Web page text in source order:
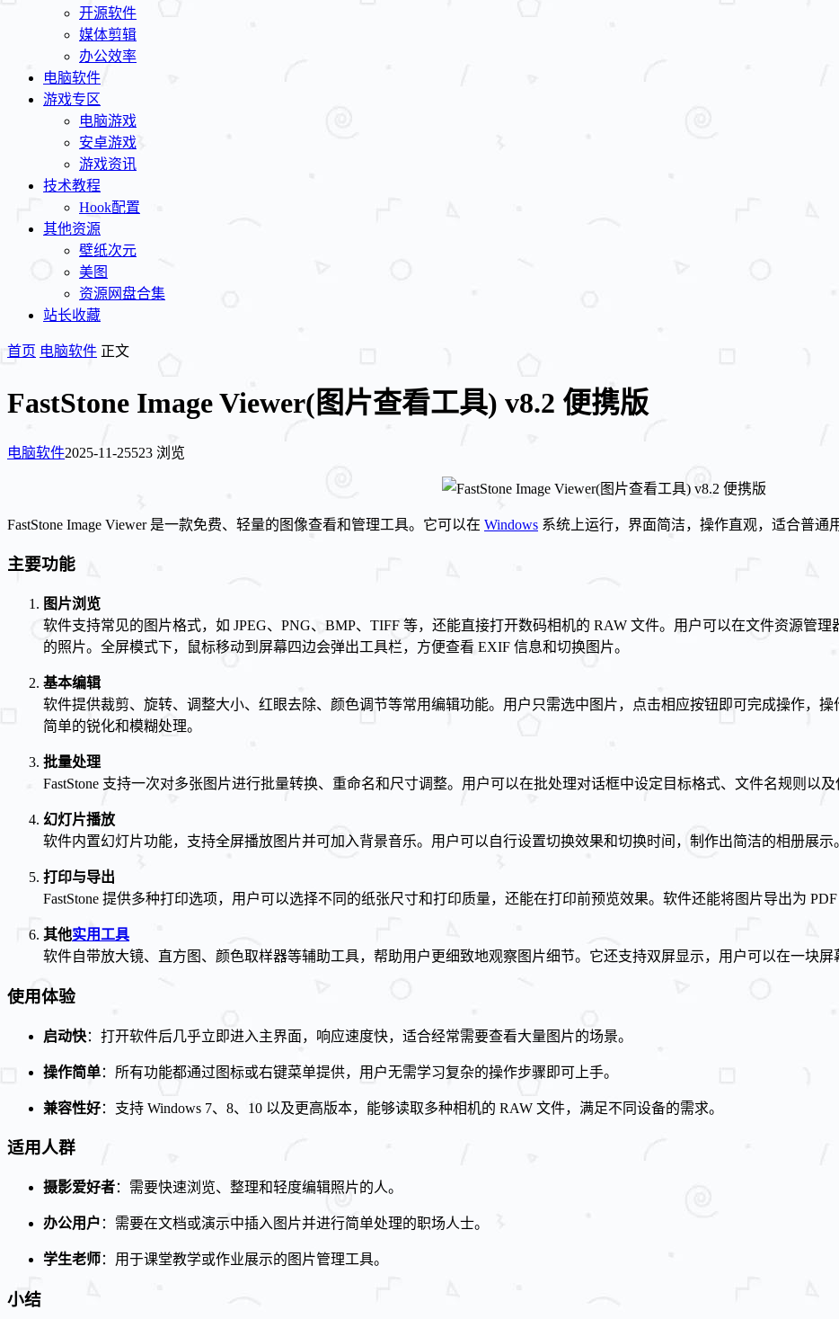
开源软件
媒体剪辑
办公效率
电脑软件
游戏专区
电脑游戏
安卓游戏
游戏资讯
技术教程
Hook配置
其他资源
壁纸次元
美图
资源网盘合集
站长收藏
首页 电脑软件 正文
FastStone Image Viewer(图片查看工具) v8.2 便携版
电脑软件2025-11-25523 浏览
FastStone Image Viewer 是一款免费、轻量的图像查看和管理工具。它可以在 Windows 系统上运行，界面简洁，操作直观，适合普通
主要功能
图片浏览
软件支持常见的图片格式，如 JPEG、PNG、BMP、TIFF 等，还能直接打开数码相机的 RAW 文件。用户可以在文件资源管
的照片。全屏模式下，鼠标移动到屏幕四边会弹出工具栏，方便查看 EXIF 信息和切换图片。
基本编辑
软件提供裁剪、旋转、调整大小、红眼去除、颜色调节等常用编辑功能。用户只需选中图片，点击相应按钮即可完成操作，
简单的锐化和模糊处理。
批量处理
FastStone 支持一次对多张图片进行批量转换、重命名和尺寸调整。用户可以在批处理对话框中设定目标格式、文件名规则以
幻灯片播放
软件内置幻灯片功能，支持全屏播放图片并可加入背景音乐。用户可以自行设置切换效果和切换时间，制作出简洁的相册展示
打印与导出
FastStone 提供多种打印选项，用户可以选择不同的纸张尺寸和打印质量，还能在打印前预览效果。软件还能将图片导出为
其他实用工具
软件自带放大镜、直方图、颜色取样器等辅助工具，帮助用户更细致地观察图片细节。它还支持双屏显示，用户可以在一块屏
使用体验
启动快：打开软件后几乎立即进入主界面，响应速度快，适合经常需要查看大量图片的场景。
操作简单：所有功能都通过图标或右键菜单提供，用户无需学习复杂的操作步骤即可上手。
兼容性好：支持 Windows 7、8、10 以及更高版本，能够读取多种相机的 RAW 文件，满足不同设备的需求。
适用人群
摄影爱好者：需要快速浏览、整理和轻度编辑照片的人。
办公用户 ：需要在文档或演示中插入图片并进行简单处理的职场人士。
学生老师：用于课堂教学或作业展示的图片管理工具。
小结